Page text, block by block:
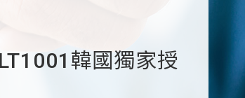
韓國獨家授